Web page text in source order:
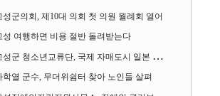
성군의회, 제10대 의회 첫 의원 월례회 열어
성 여행하면 비용 절반 돌려받는다
군 청소년교류단, 국제 자매도시 일본 가사오카시 찾아
학열 군수, 무더위쉼터 찾아 노인들 살펴